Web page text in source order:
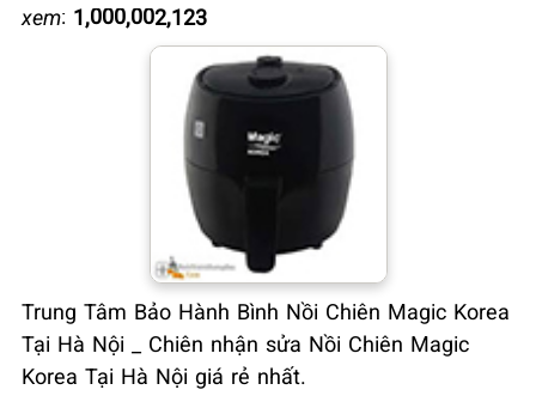
xem: 1,000,002,123
Trung Tâm Bảo Hành Bình Nồi Chiên Magic Korea
Tại Hà Nội _ Chiên nhận sửa Nồi Chiên Magic
Korea Tại Hà Nội giá rẻ nhất.